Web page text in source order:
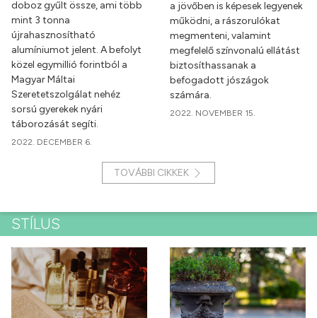
doboz gyűlt össze, ami több
mint 3 tonna
újrahasznosítható
alumíniumot jelent. A befolyt
közel egymillió forintból a
Magyar Máltai
Szeretetszolgálat nehéz
sorsú gyerekek nyári
táborozását segíti.
2022. DECEMBER 6.
a jövőben is képesek legyenek
működni, a rászorulókat
megmenteni, valamint
megfelelő színvonalú ellátást
biztosíthassanak a
befogadott jószágok
számára.
2022. NOVEMBER 15.
TOVÁBBI CIKKEK
STÍLUS